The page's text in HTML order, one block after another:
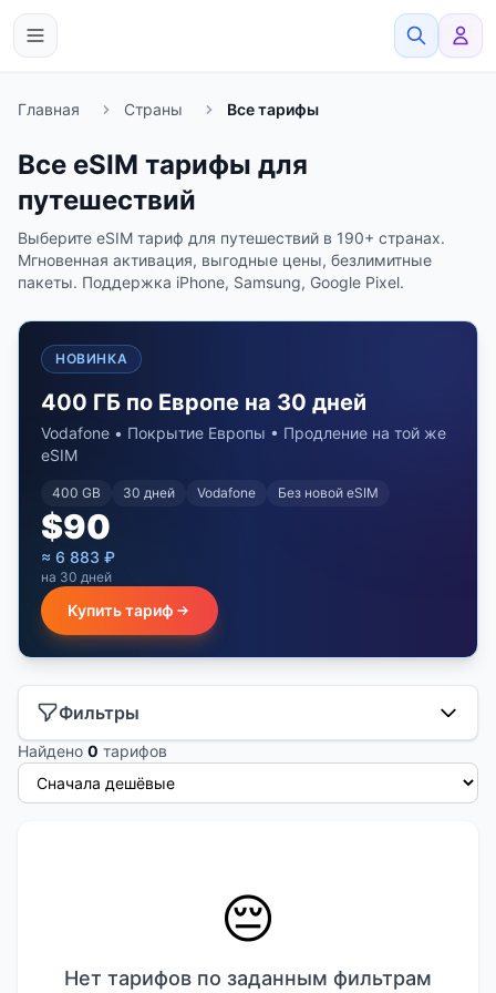
Главная Страны Все тарифы
Все eSIM тарифы для
путешествий
Выберите eSIM тариф для путешествий в 190+ странах.
Мгновенная активация, выгодные цены, безлимитные
пакеты. Поддержка iPhone, Samsung, Google Pixel.
НОВИНКА
400 ГБ по Европе на 30 дней
Vodafone • Покрытие Европы • Продление на той же
eSIM
400 GB 30 дней Vodafone Без новой eSIM
$90
≈ 6 883 ₽
на 30 дней
Купить тариф
Фильтры
Найдено 0 тарифов
😔
Нет тарифов по заданным фильтрам